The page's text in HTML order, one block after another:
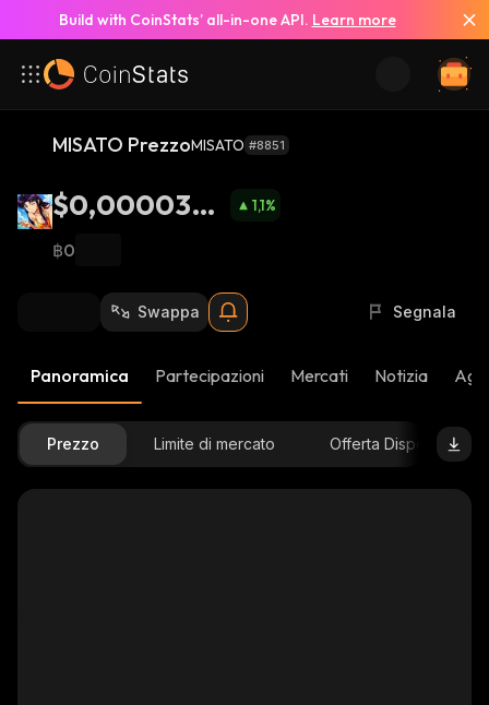
Build with CoinStats’ all-in-one API. Learn more
MISATO PrezzoMISATO #8851
$0,0000305
1
1,1%
฿0
Swappa Segnala
Panoramica Partecipazioni Mercati Notizia
Prezzo Limite di mercato Offerta Disponibile